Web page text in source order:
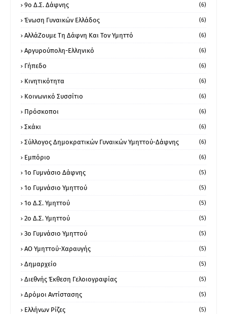
9ο Δ.Σ. Δάφνης (6)
Ένωση Γυναικών Ελλάδος (6)
ΑλλάΖουμε Τη Δάφνη Και Τον Υμηττό (6)
Αργυρούπολη-Ελληνικό (6)
Γήπεδο (6)
Κινητικότητα (6)
Κοινωνικό Συσσίτιο (6)
Πρόσκοποι (6)
Σκάκι (6)
Σύλλογος Δημοκρατικών Γυναικών Υμηττού-Δάφνης (6)
Εμπόριο (6)
1ο Γυμνάσιο Δάφνης (5)
1ο Γυμνάσιο Υμηττού (5)
1ο Δ.Σ. Υμηττού (5)
2ο Δ.Σ. Υμηττού (5)
3ο Γυμνάσιο Υμηττού (5)
ΑΟ Υμηττού-Χαραυγής (5)
Δημαρχείο (5)
Διεθνής Έκθεση Γελοιογραφίας (5)
Δρόμοι Αντίστασης (5)
Ελλήνων Ρίζες (5)